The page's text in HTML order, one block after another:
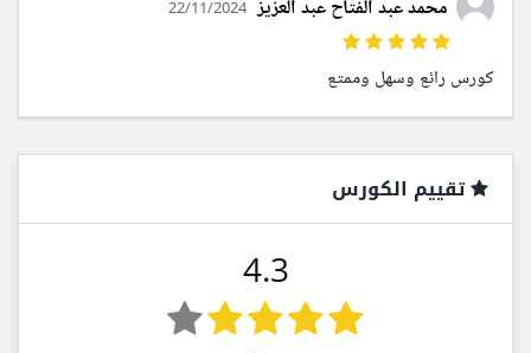
محمد عبد الفتاح عبد العزيز 22/11/2024
كورس رائع وسهل وممتع
تقييم الكورس
4.3